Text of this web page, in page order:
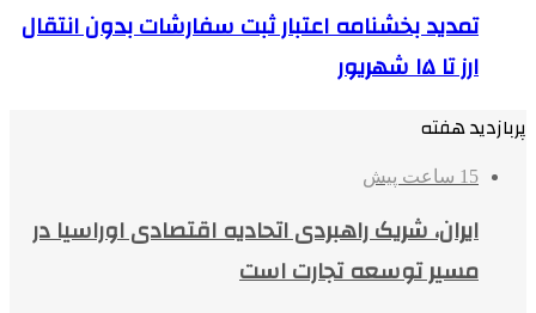
تمدید بخشنامه اعتبار ثبت سفارشات بدون انتقال
ارز تا ۱۵ شهریور
پربازدید هفته
15 ساعت پیش
ایران، شریک راهبردی اتحادیه اقتصادی اوراسیا در
مسیر توسعه تجارت است